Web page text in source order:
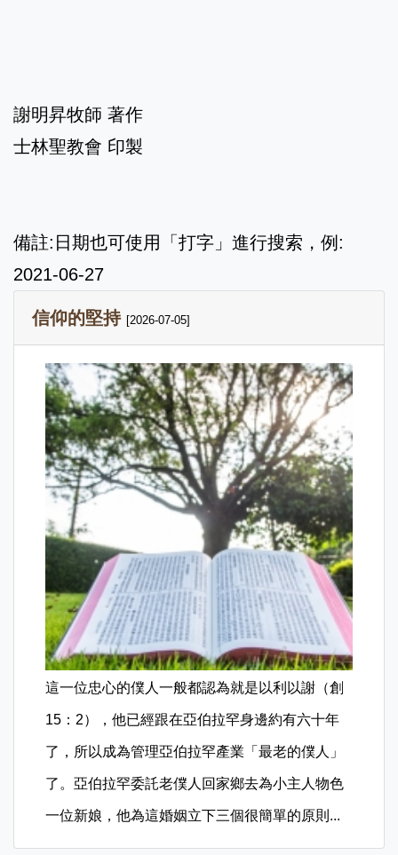
謝明昇牧師 著作
士林聖教會 印製
備註:日期也可使用「打字」進行搜索，例:
2021-06-27
信仰的堅持 [2026-07-05]
這一位忠心的僕人一般都認為就是以利以謝（創
15：2），他已經跟在亞伯拉罕身邊約有六十年
了，所以成為管理亞伯拉罕產業「最老的僕人」
了。亞伯拉罕委託老僕人回家鄉去為小主人物色
一位新娘，他為這婚姻立下三個很簡單的原則...